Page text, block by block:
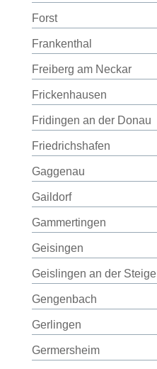
Forst
Frankenthal
Freiberg am Neckar
Frickenhausen
Fridingen an der Donau
Friedrichshafen
Gaggenau
Gaildorf
Gammertingen
Geisingen
Geislingen an der Steige
Gengenbach
Gerlingen
Germersheim